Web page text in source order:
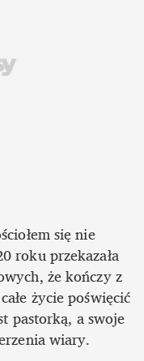
się nie
roku przekazała
że kończy z
życie poświęcić
pastorką, a swoje
wiary.